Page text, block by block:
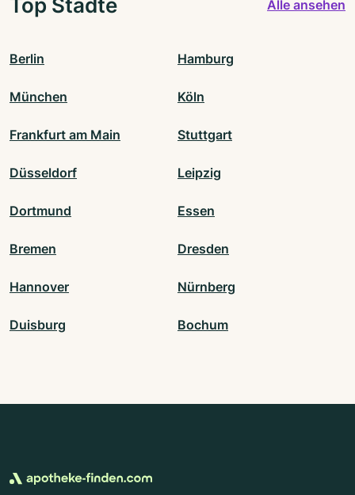
Alle ansehen
Berlin Hamburg
München Köln
Frankfurt am Main Stuttgart
Düsseldorf Leipzig
Dortmund Essen
Bremen Dresden
Hannover Nürnberg
Duisburg Bochum